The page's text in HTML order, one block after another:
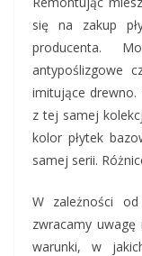
się na zakup
producenta.
antypoślizgowe
imitujące drewno.
z tej samej
kolor płytek
samej serii.
W zależności
zwracamy
warunki, w